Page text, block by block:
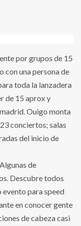
por grupos de 15
con una persona de
toda la lanzadera
de 15 aprox y
Ouigo monta
conciertos; salas
del inicio de
de
Descubre todos
evento para speed
en conocer gente
de cabeza casi